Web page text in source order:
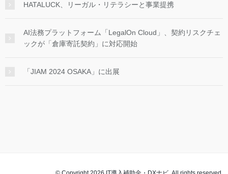
HATALUCK、リーガル・リテラシーと事業提携
AI法務プラットフォーム「LegalOn Cloud」、契約リスクチェ
ックが「倉庫寄託契約」に対応開始
「JIAM 2024 OSAKA」に出展